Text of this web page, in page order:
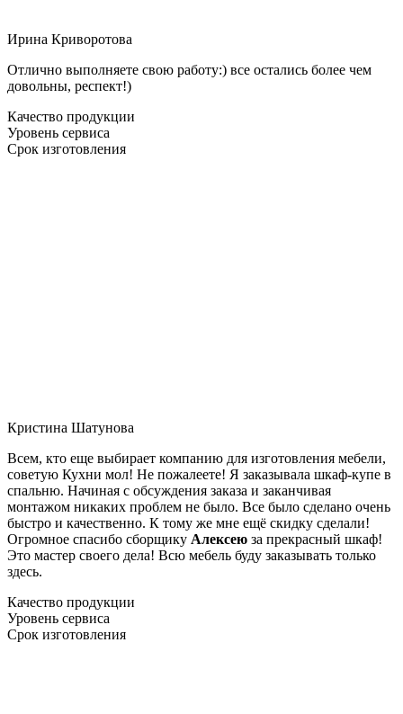
Ирина Криворотова
Отлично выполняете свою работу:) все остались более чем
довольны, респект!)
Качество продукции
Уровень сервиса
Срок изготовления
Кристина Шатунова
Всем, кто еще выбирает компанию для изготовления мебели,
советую Кухни мол! Не пожалеете! Я заказывала шкаф-купе в
спальню. Начиная с обсуждения заказа и заканчивая
монтажом никаких проблем не было. Все было сделано очень
быстро и качественно. К тому же мне ещё скидку сделали!
Огромное спасибо сборщику Алексею за прекрасный шкаф!
Это мастер своего дела! Всю мебель буду заказывать только
здесь.
Качество продукции
Уровень сервиса
Срок изготовления